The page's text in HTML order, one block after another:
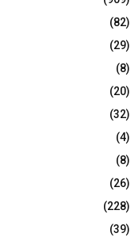
(82)
(29)
(8)
(20)
(32)
(4)
(8)
(26)
(228)
(39)